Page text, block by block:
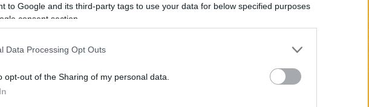
to Google and its third-party tags to use your data for below specified purposes
consent section.
Data Processing Opt Outs
opt-out of the Sharing of my personal data.